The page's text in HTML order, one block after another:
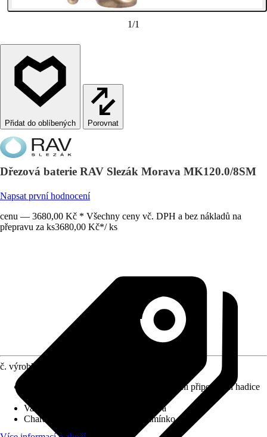
1/1
Porovnat
Dřezová baterie RAV Slezák Morava MK120.0/8SM
Napsat první hodnocení
cenu — 3680,00 Kč * Všechny ceny vč. DPH a bez nákladů na
přepravu za ks3680,00 Kč*/ ks
č. výrobku
Návod k montáži, 2 flexibilní připojovací hadice
Varianta
Dřezová baterie kohoutková
Charakteristické znaky
Otočné ramínko